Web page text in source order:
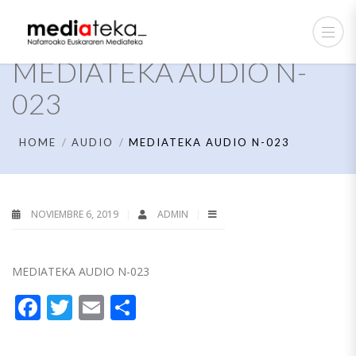
MEDIATEKA AUDIO N-
023
HOME AUDIO MEDIATEKA AUDIO N-023
NOVIEMBRE 6, 2019 ADMIN
MEDIATEKA AUDIO N-023
Facebook
Twitter
Email